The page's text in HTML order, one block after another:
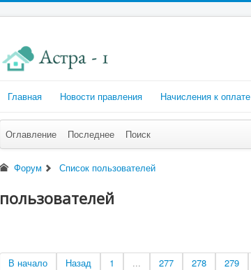
Главная Новости правления Начисления к оплате
Оглавление Последнее Поиск
Форум Список пользователей
пользователей
В начало Назад 1 ... 277 278 279